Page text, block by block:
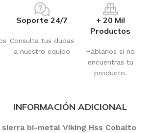
Soporte 24/7
Consulta tus dudas
a nuestro equipo
+ 20 Mil
Productos
Háblanos si no
encuentras tu
producto.
INFORMACIÓN ADICIONAL
sierra bi-metal Viking Hss Cobalto